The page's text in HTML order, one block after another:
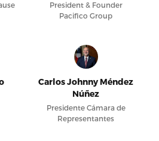
President & Founder
Pacifico Group
Carlos Johnny Méndez
Núñez
Presidente Cámara de
Representantes